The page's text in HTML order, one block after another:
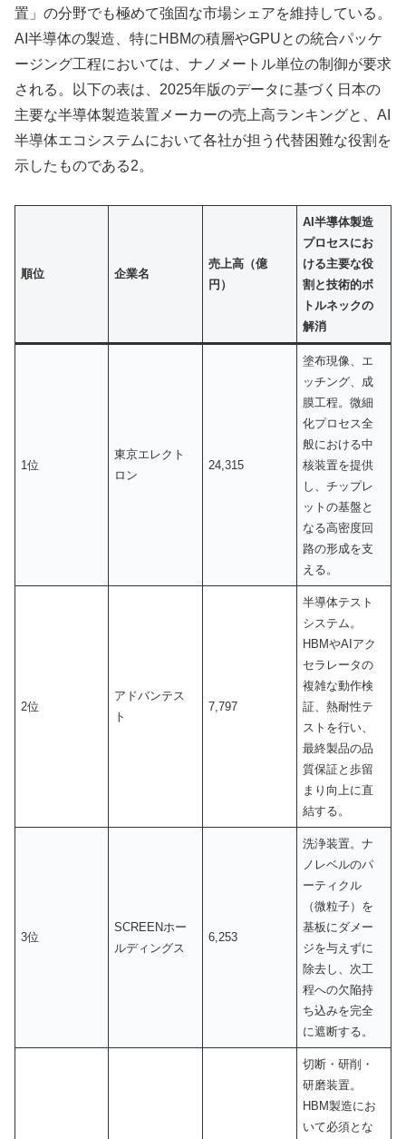
置」の分野でも極めて強固な市場シェアを維持している。
AI半導体の製造、特にHBMの積層やGPUとの統合パッケ
ージング工程においては、ナノメートル単位の制御が要求
される。以下の表は、2025年版のデータに基づく日本の
主要な半導体製造装置メーカーの売上高ランキングと、AI
半導体エコシステムにおいて各社が担う代替困難な役割を
示したものである2。
順位 企業名
売上高（億
円）
AI半導体製造
プロセスにお
ける主要な役
割と技術的ボ
トルネックの
解消
1位
東京エレクト
ロン
24,315
塗布現像、エ
ッチング、成
膜工程。微細
化プロセス全
般における中
核装置を提供
し、チップレ
ットの基盤と
なる高密度回
路の形成を支
える。
2位
アドバンテス
ト
7,797
半導体テスト
システム。
HBMやAIアク
セラレータの
複雑な動作検
証、熱耐性テ
ストを行い、
最終製品の品
質保証と歩留
まり向上に直
結する。
3位
SCREENホー
ルディングス
6,253
洗浄装置。ナ
ノレベルのパ
ーティクル
（微粒子）を
基板にダメー
ジを与えずに
除去し、次工
程への欠陥持
ち込みを完全
に遮断する。
切断・研削・
研磨装置。
HBM製造にお
いて必須とな